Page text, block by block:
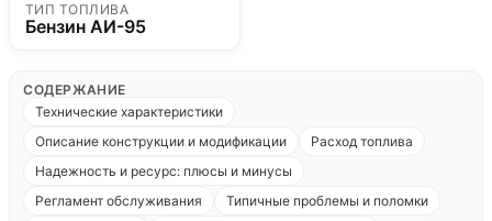
ТИП ТОПЛИВА
Бензин АИ-95
СОДЕРЖАНИЕ
Технические характеристики
Описание конструкции и модификации
Расход топлива
Надежность и ресурс: плюсы и минусы
Регламент обслуживания
Типичные проблемы и поломки